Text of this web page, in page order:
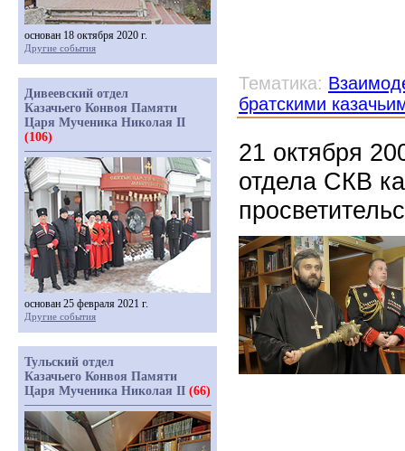
Тематика:
братскими
21 октября
отдела СКВ
основан 18 октября 2020 г.
Другие события
Дивеевский отдел
Казачьего Конвоя Памяти
Царя Мученика Николая II
(106)
основан 25 февраля 2021 г.
Другие события
Тульский отдел
Казачьего Конвоя Памяти
Царя Мученика Николая II (66)